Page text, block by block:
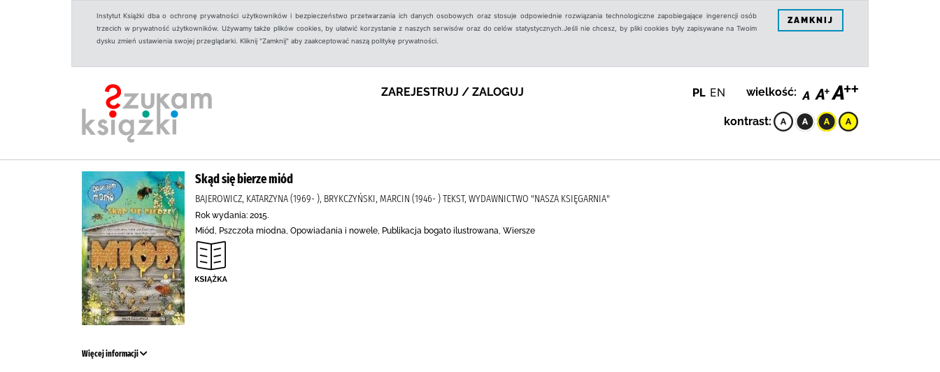
Instytut Książki dba o ochronę prywatności użytkowników i bezpieczeństwo przetwarzania ich danych osobowych oraz stosuje odpowiednie rozwiązania technologiczne zapobiegające ingerencji osób
trzecich w prywatność użytkowników. Używamy także plików cookies, by ułatwić korzystanie z naszych serwisów oraz do celów statystycznych.Jeśli nie chcesz, by pliki cookies były zapisywane na Twoim
dysku zmień ustawienia swojej przeglądarki. Kliknij "Zamknij" aby zaakceptować naszą politykę prywatności.
ZAMKNIJ
ZAREJESTRUJ / ZALOGUJ PL EN wielkość:
kontrast:
Skąd się bierze miód
BAJEROWICZ, KATARZYNA (1969- ), BRYKCZYŃSKI, MARCIN (1946- ) TEKST, WYDAWNICTWO "NASZA KSIĘGARNIA"
Rok wydania: 2015.
Miód, Pszczoła miodna, Opowiadania i nowele, Publikacja bogato ilustrowana, Wiersze
Więcej informacji